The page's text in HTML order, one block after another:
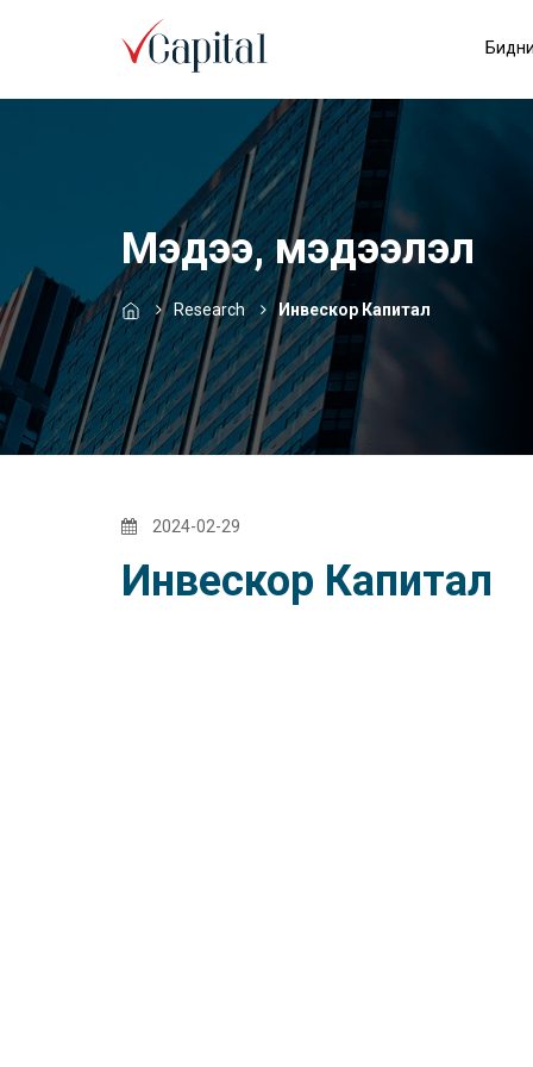
Мэдээ, мэдээлэл
Research Инвескор Капитал
2024-02-29
Инвескор Капитал